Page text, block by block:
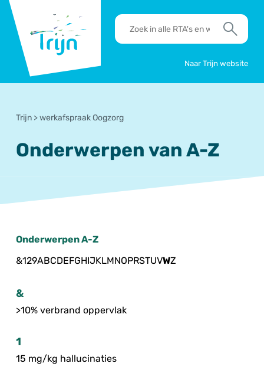
Trijn
RTA's
en
Zoek
Naar Trijn website
Trijn >werkafspraak Oogzorg
Onderwerpen van A-Z
Onderwerpen A-Z
&129ABCDEFGHIJKLMNOPRSTUVWZ
&
>10% verbrand oppervlak
1
15 mg/kg hallucinaties